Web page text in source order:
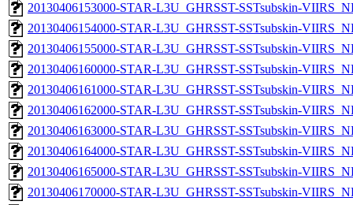
20130406153000-STAR-L3U_GHRSST-SSTsubskin-
20130406154000-STAR-L3U_GHRSST-SSTsubskin-
20130406155000-STAR-L3U_GHRSST-SSTsubskin-
20130406160000-STAR-L3U_GHRSST-SSTsubskin-
20130406161000-STAR-L3U_GHRSST-SSTsubskin-
20130406162000-STAR-L3U_GHRSST-SSTsubskin-
20130406163000-STAR-L3U_GHRSST-SSTsubskin-
20130406164000-STAR-L3U_GHRSST-SSTsubskin-
20130406165000-STAR-L3U_GHRSST-SSTsubskin-
20130406170000-STAR-L3U_GHRSST-SSTsubskin-